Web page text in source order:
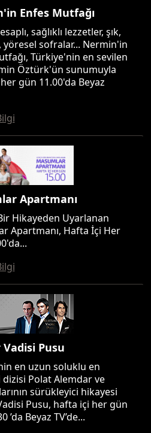
Enfes Mutfağı
sağlıklı lezzetler, şık,
yöresel sofralar... Nermin'in
Türkiye'nin en sevilen
Öztürk'ün sunumuyla
gün 11.00'da Beyaz
Apartmanı
Hikayeden Uyarlanan
Apartmanı, Hafta İçi Her
Pusu
en uzun soluklu en
Polat Alemdar ve
sürükleyici hikayesi
Pusu, hafta içi her gün
’da Beyaz TV’de...